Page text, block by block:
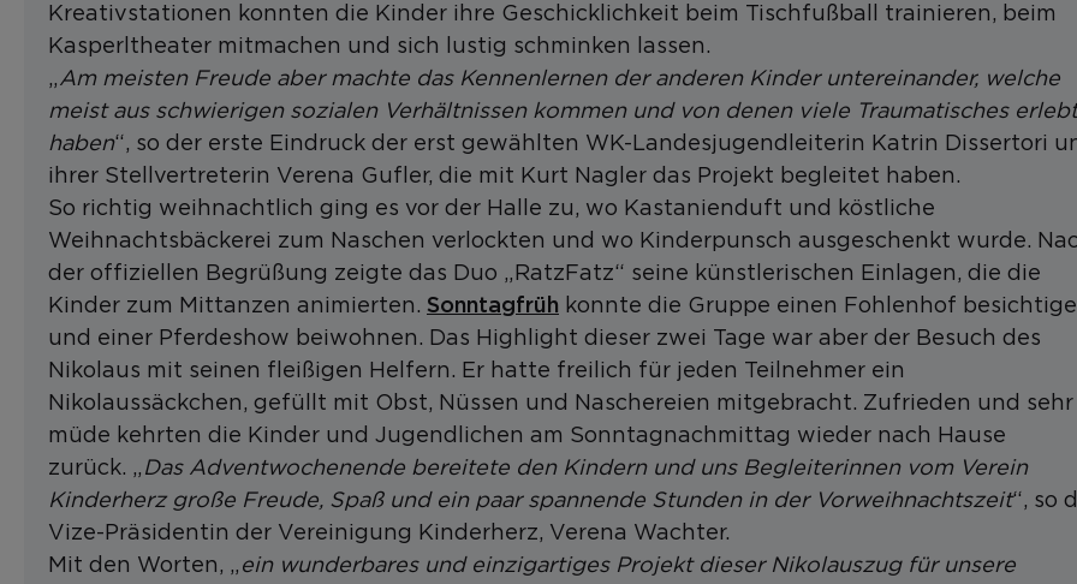
Kreativstationen konnten die Kinder ihre Geschicklichkeit beim Tischfußball trainieren, beim
Kasperltheater mitmachen und sich lustig schminken lassen.
„Am meisten Freude aber machte das Kennenlernen der anderen Kinder untereinander, welche
meist aus schwierigen sozialen Verhältnissen kommen und von denen viele Traumatisches erlebt
haben“, so der erste Eindruck der erst gewählten WK-Landesjugendleiterin Katrin Dissertori
ihrer Stellvertreterin Verena Gufler, die mit Kurt Nagler das Projekt begleitet haben.
So richtig weihnachtlich ging es vor der Halle zu, wo Kastanienduft und köstliche
Weihnachtsbäckerei zum Naschen verlockten und wo Kinderpunsch ausgeschenkt wurde.
der offiziellen Begrüßung zeigte das Duo „RatzFatz“ seine künstlerischen Einlagen, die die
Kinder zum Mittanzen animierten. Sonntagfrüh konnte die Gruppe einen Fohlenhof
und einer Pferdeshow beiwohnen. Das Highlight dieser zwei Tage war aber der Besuch des
Nikolaus mit seinen fleißigen Helfern. Er hatte freilich für jeden Teilnehmer ein
Nikolaussäckchen, gefüllt mit Obst, Nüssen und Naschereien mitgebracht. Zufrieden und sehr
müde kehrten die Kinder und Jugendlichen am Sonntagnachmittag wieder nach Hause
zurück. „ Das Adventwochenende bereitete den Kindern und uns Begleiterinnen vom Verein
Kinderherz große Freude, Spaß und ein paar spannende Stunden in der Vorweihnachtszeit“, so
Vize-Präsidentin der Vereinigung Kinderherz, Verena Wachter.
Mit den Worten, „ ein wunderbares und einzigartiges Projekt dieser Nikolauszug für unsere